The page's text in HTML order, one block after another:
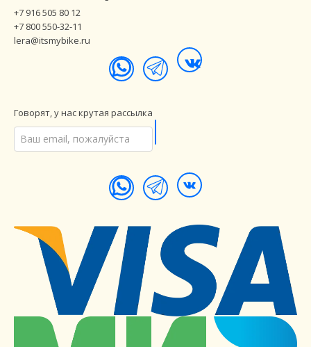
+7 916 505 80 12
+7 800 550-32-11
lera@itsmybike.ru
Говорят, у нас крутая рассылка